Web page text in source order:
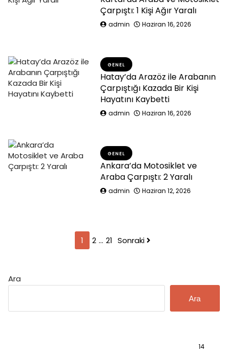
Çarpıştı: 1 Kişi Ağır Yaralı
admin Haziran 16, 2026
GENEL
Hatay’da Arazöz ile Arabanın
Çarpıştığı Kazada Bir Kişi
Hayatını Kaybetti
admin Haziran 16, 2026
GENEL
Ankara’da Motosiklet ve
Araba Çarpıştı: 2 Yaralı
admin Haziran 12, 2026
1 2 … 21 Sonraki
Ara
Ara
14